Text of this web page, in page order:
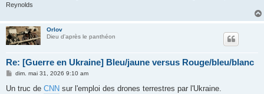
Reynolds
Orlov
Dieu d'après le panthéon
Re: [Guerre en Ukraine] Bleu/jaune versus Rouge/bleu/blanc
M
s
dim. mai 31, 2026 9:10 am
Un truc de CNN sur l'emploi des drones terrestres par l'Ukraine.